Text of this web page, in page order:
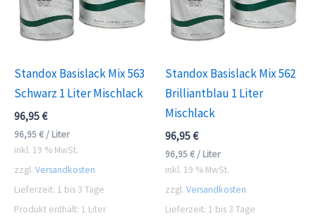
Standox Basislack Mix 563
Schwarz 1 Liter Mischlack
96,95€
96,95€ / Liter
inkl. 19 % MwSt.
zzgl. Versandkosten
Lieferzeit: 1 bis 3 Tage
Produkt enthält: 1 Liter
Standox Basislack Mix 562
Brilliantblau 1 Liter
Mischlack
96,95€
96,95€ / Liter
inkl. 19 % MwSt.
zzgl. Versandkosten
Lieferzeit: 1 bis 3 Tage